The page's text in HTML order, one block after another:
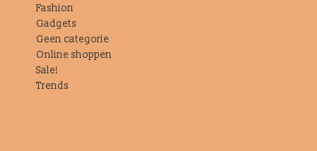
Fashion
Gadgets
Geen categorie
Online shoppen
Sale!
Trends